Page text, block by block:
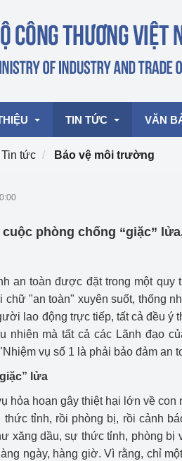
TIN TỨC
mại, Dịch vụ Việt Nam
Hoạt động của Bộ
Công Thương - Công
Chuyển đổi số
Bản tin Thị trường
Phát triển nguồn nhân
VĂN
Tin tức Bảo vệ môi trường
phòng chống “giặc”
an toàn được đặt trong một quy
chữ "an toàn" xuyên suốt, thống
lao động trực tiếp, tất cả đều ý
nhiên mà tất cả các Lãnh đạo
vụ số 1 là phải bảo đảm an
lửa
hỏa hoạn gây thiệt hại lớn về
thức tỉnh, rồi phòng bị, rồi cảnh
xăng dầu, sự thức tỉnh, phòng bị
ngày, hàng giờ. Vì rằng, chỉ